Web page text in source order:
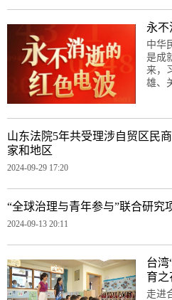
永不
中华
是成
来，
雄、
山东法院5年共受理涉自贸区民
家和地区
2024-09-29 17:20
“全球治理与青年参与”联合研究
2024-09-13 20:11
台湾
育之
走进